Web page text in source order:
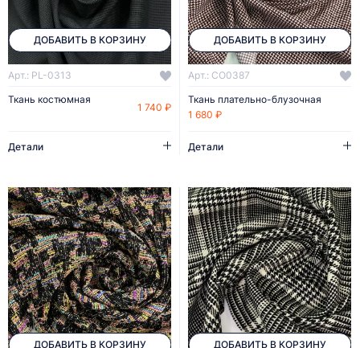
ДОБАВИТЬ В КОРЗИНУ
Арт.: PL-0313
Ткань костюмная
1 740 ₽
Детали
ДОБАВИТЬ В КОРЗИНУ
Арт.: CO0387
Ткань плательно-блузочная
1 680 ₽
Детали
ДОБАВИТЬ В КОРЗИНУ ДОБАВИТЬ В КОРЗИНУ